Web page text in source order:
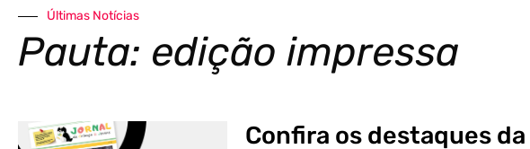
Últimas Notícias
Pauta: edição impressa
Confira os destaques